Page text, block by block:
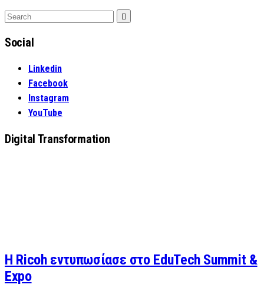
Search
Social
Linkedin
Facebook
Instagram
YouTube
Digital Transformation
Η Ricoh εντυπωσίασε στο EduTech Summit &
Expo